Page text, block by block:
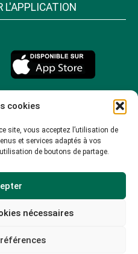
cookies
site, vous acceptez l’utilisation de
et services adaptés à vos
de boutons de partage.
nécessaires
L'APPLICATION